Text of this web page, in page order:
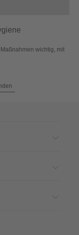
wichtig, mit